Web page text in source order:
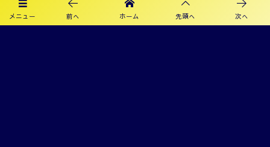
メニュー 前へ ホーム 先頭へ 次へ